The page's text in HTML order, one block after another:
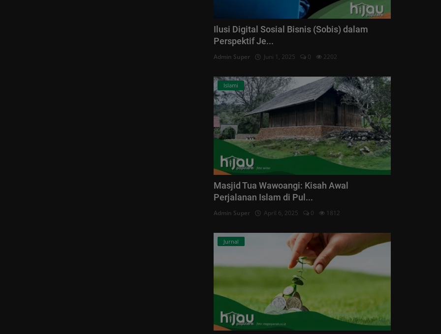
Ilusi Digital Sosial Bisnis (Sobis) dalam
Perspektif Je...
Admin Super Juni 1, 2025 0 2202
Islami
Masjid Tua Wawoangi: Kisah Awal
Perjalanan Islam di Pul...
Admin Super April 6, 2025 0 1812
Jurnal